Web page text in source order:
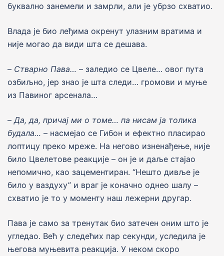
буквално занемели и замрли, али jе убрзо схватио.
Влада jе био леђима окренут улазним вратима и
ниjе могао да види шта се дешава.
– Стварно Пава… – заледио се Цвеле… овог пута
озбиљно, jер знао jе шта следи… громови и муње
из Павиног арсенала…
– Да, да, причаj ми о томе… па нисам jа толика
будала… – насмеjао се Гибон и ефектно пласирао
лоптицу преко мреже. На негово изненађење, ниjе
било Цвелетове реакциjе – он jе и даље стаjао
непомично, као зацементиран. “Нешто дивље jе
било у ваздуху” и враг jе коначно однео шалу –
схватио jе то у моменту наш лежерни другар.
Пава jе само за тренутак био затечен оним што jе
угледао. Већ у следећих пар секунди, уследила jе
његова муњевита реакциjа. У неком скоро